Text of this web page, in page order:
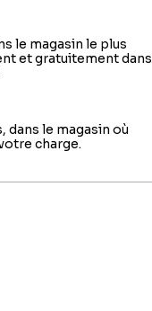
le magasin le plus
et gratuitement dans
dans le magasin où
charge.